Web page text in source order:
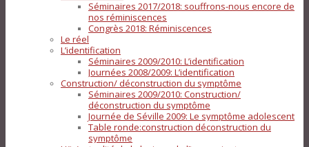
Séminaires 2017/2018: souffrons-nous encore de
nos réminiscences
Congrès 2018: Réminiscences
Le réel
L’identification
Séminaires 2009/2010: L’identification
Journées 2008/2009: L’identification
Construction/ déconstruction du symptôme
Séminaires 2009/2010: Construction/
déconstruction du symptôme
Journée de Séville 2009: Le symptôme adolescent
Table ronde:construction déconstruction du
symptôme